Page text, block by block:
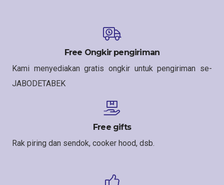
Free Ongkir pengiriman
Kami menyediakan gratis ongkir untuk pengiriman se-
JABODETABEK
Free gifts
Rak piring dan sendok, cooker hood, dsb.